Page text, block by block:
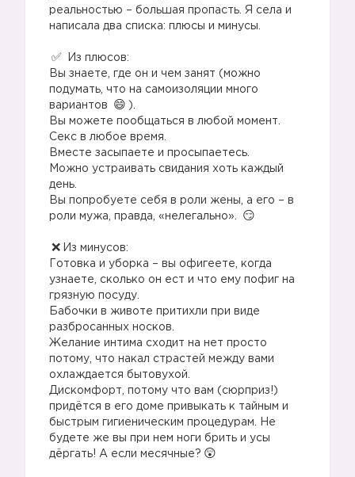
реальностью – большая пропасть. Я села и
написала два списка: плюсы и минусы.
Из плюсов:
Вы знаете, где он и чем занят (можно
подумать, что на самоизоляции много
вариантов
).
Вы можете пообщаться в любой момент.
Секс в любое время.
Вместе засыпаете и просыпаетесь.
Можно устраивать свидания хоть каждый
день.
Вы попробуете себя в роли жены, а его – в
роли мужа, правда, «нелегально».
Из минусов:
Готовка и уборка – вы офигеете, когда
узнаете, сколько он ест и что ему пофиг на
грязную посуду.
Бабочки в животе притихли при виде
разбросанных носков.
Желание интима сходит на нет просто
потому, что накал страстей между вами
охлаждается бытовухой.
Дискомфорт, потому что вам (сюрприз!)
придётся в его доме привыкать к тайным и
быстрым гигиеническим процедурам. Не
будете же вы при нем ноги брить и усы
дёргать! А если месячные?